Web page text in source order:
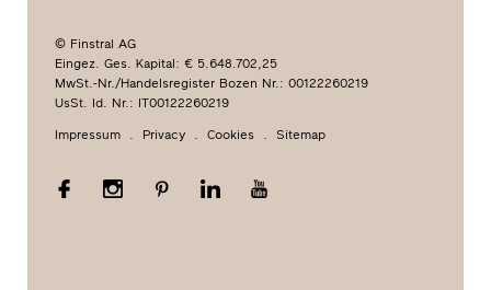
© Finstral AG
Eingez. Ges. Kapital: € 5.648.702,25
MwSt.-Nr./Handelsregister Bozen Nr.: 00122260219
UsSt. Id. Nr.: IT00122260219
Impressum Privacy Cookies Sitemap